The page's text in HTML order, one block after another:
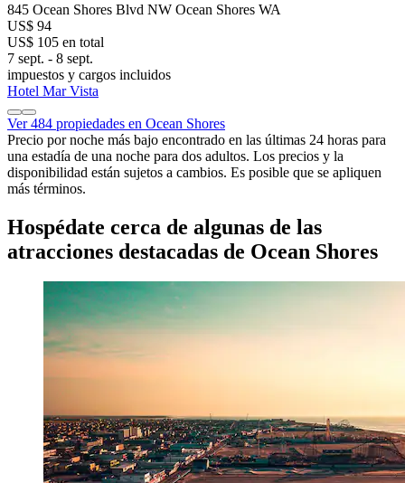
845 Ocean Shores Blvd NW Ocean Shores WA
US$ 94
US$ 105 en total
7 sept. - 8 sept.
impuestos y cargos incluidos
Hotel Mar Vista
Ver 484 propiedades en Ocean Shores
Precio por noche más bajo encontrado en las últimas 24 horas para
una estadía de una noche para dos adultos. Los precios y la
disponibilidad están sujetos a cambios. Es posible que se apliquen
más términos.
Hospédate cerca de algunas de las
atracciones destacadas de Ocean Shores